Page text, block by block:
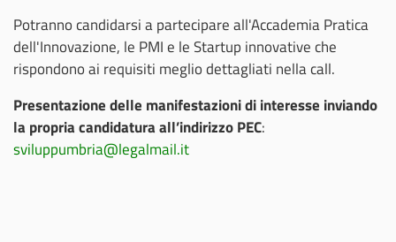
Potranno candidarsi a partecipare all'Accademia Pratica
dell'Innovazione, le PMI e le Startup innovative che
rispondono ai requisiti meglio dettagliati nella call.
Presentazione delle manifestazioni di interesse inviando
la propria candidatura all’indirizzo PEC:
sviluppumbria@legalmail.it